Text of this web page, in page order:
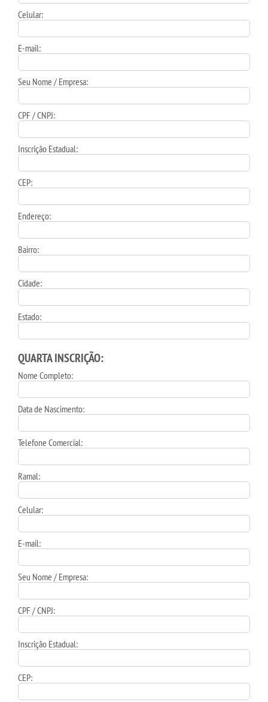
Celular:
E-mail:
Seu Nome / Empresa:
CPF / CNPJ:
Inscrição Estadual:
CEP:
Endereço:
Bairro:
Cidade:
Estado:
QUARTA INSCRIÇÃO:
Nome Completo:
Data de Nascimento:
Telefone Comercial:
Ramal:
Celular:
E-mail:
Seu Nome / Empresa:
CPF / CNPJ:
Inscrição Estadual:
CEP: